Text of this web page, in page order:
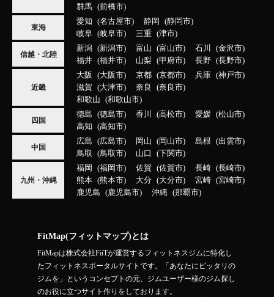
群馬
前橋市
東海
愛知 名古屋市 静岡
静岡市
岐阜
岐阜市 三重 津市
信越・北陸
新潟 新潟市 富山 富山市 石川
金沢市
福井
福井市 山梨 甲府市 長野 長野市
近畿
大阪 大阪市 京都 京都市 兵庫
神戸市
滋賀
大津市 奈良
奈良市
和歌山
和歌山市
四国
徳島 徳島市 香川 高松市 愛媛
松山市
高知
高知市
中国
広島 広島市 岡山 岡山市 島根
出雲市
鳥取
鳥取市 山口 下関市
九州・沖縄
福岡 福岡市 佐賀 佐賀市 長崎
長崎市
熊本
熊本市 大分 大分市 宮崎
宮崎市
鹿児島
鹿児島市 沖縄 那覇市
FitMap(フィットマップ)とは
FitMapは株式会社FiiTが運営するフィットネスジムに特化し
たフィットネスポータルサイトです。「あなたにピッタリの
ジムを」というコンセプトの元、ジムユーザー様のジム探し
のお役に立つサイト作りをしております。